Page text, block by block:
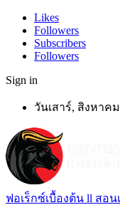
Likes
Followers
Subscribers
Followers
Sign in
วันเสาร์, สิงหาคม
ฟอเร็กซ์เบื้องต้น ll สอน